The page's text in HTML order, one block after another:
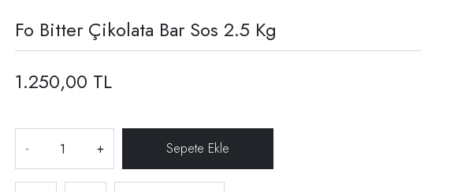
Fo Bitter Çikolata Bar Sos 2.5 Kg
1.250,00 TL
- +